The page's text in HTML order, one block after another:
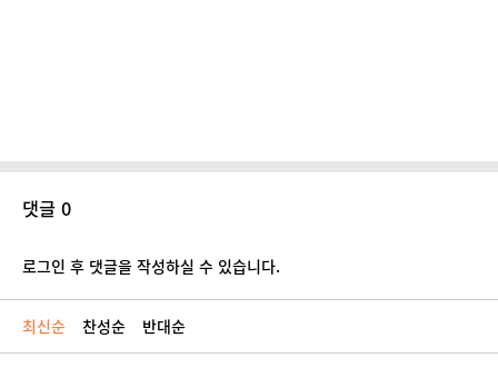
댓글 0
로그인 후 댓글을 작성하실 수 있습니다.
최신순 찬성순 반대순